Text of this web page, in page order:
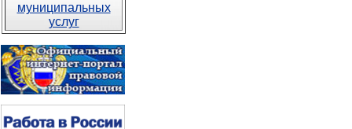
муниципальных
услуг